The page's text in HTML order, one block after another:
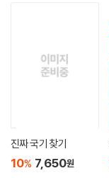
진짜 국기 찾기
10% 7,650원